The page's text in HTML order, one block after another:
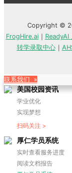
Copyright ©
FrogHire.ai｜ ReadyAI
转学录取中心｜
联系我们 »
美国校园资讯
学业优化
实现梦想
扫码关注 >
厚仁学员系统
实时查看服务进度
阅读文档报告